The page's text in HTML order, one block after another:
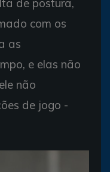
de postura,
com os
as
e elas não
não
de jogo -